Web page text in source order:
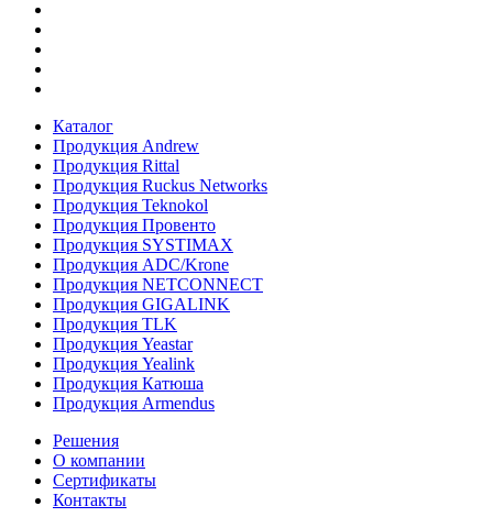
Каталог
Продукция Andrew
Продукция Rittal
Продукция Ruckus Networks
Продукция Teknokol
Продукция Провенто
Продукция SYSTIMAX
Продукция ADC/Krone
Продукция NETCONNECT
Продукция GIGALINK
Продукция TLK
Продукция Yeastar
Продукция Yealink
Продукция Катюша
Продукция Armendus
Решения
О компании
Сертификаты
Контакты